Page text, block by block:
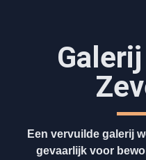
Een vervuilde galerij
gevaarlijk voor